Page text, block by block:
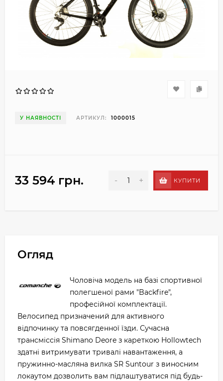
У НАЯВНОСТІ АРТИКУЛ: 1000015
33 594 грн. - + КУПИТИ
Огляд
Чоловіча модель на базі спортивної
полегшеної рами "Backfire",
професійної комплектації.
Велосипед призначений для активного
відпочинку та повсягденної їзди. Сучасна
трансміссія Shimano Deore з кареткою Hollowtech
здатні витримувати тривалі навантаження, а
пружинно-масляна вилка SR Suntour з виносним
локаутом дозволить вам підлаштуватися під будь-